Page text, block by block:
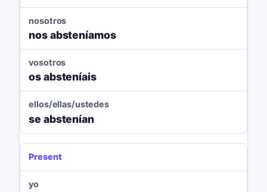
nosotros
nos absteníamos
vosotros
os absteníais
ellos/ellas/ustedes
se abstenían
Present
yo